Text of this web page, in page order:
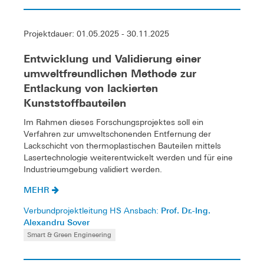
Projektdauer: 01.05.2025 - 30.11.2025
Entwicklung und Validierung einer
umweltfreundlichen Methode zur
Entlackung von lackierten
Kunststoffbauteilen
Im Rahmen dieses Forschungsprojektes soll ein
Verfahren zur umweltschonenden Entfernung der
Lackschicht von thermoplastischen Bauteilen mittels
Lasertechnologie weiterentwickelt werden und für eine
Industrieumgebung validiert werden.
MEHR
Verbundprojektleitung HS Ansbach: Prof. Dr.-Ing.
Alexandru Sover
Smart & Green Engineering